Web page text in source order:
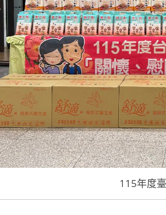
115年度